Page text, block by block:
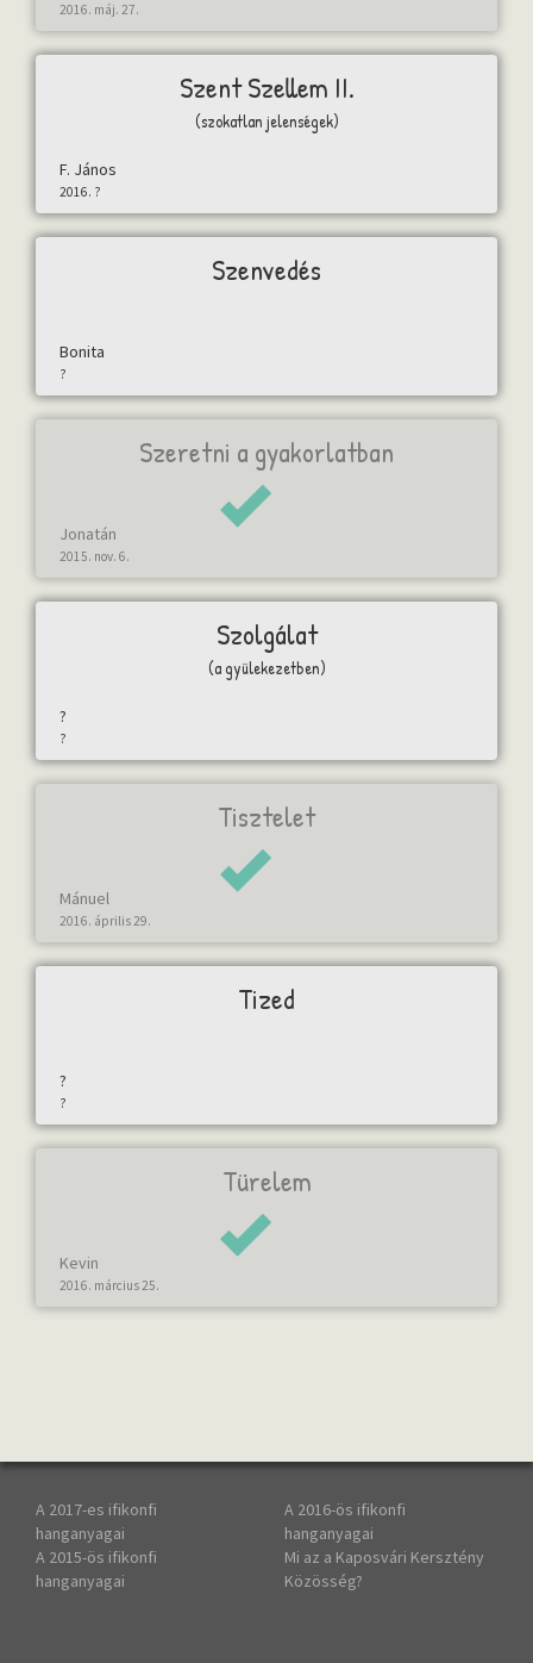
2016. máj. 27.
Szent Szellem II.
(szokatlan jelenségek)
F. János
2016. ?
Szenvedés
Bonita
?
Szeretni a gyakorlatban
Jonatán
2015. nov. 6.
Szolgálat
(a gyülekezetben)
?
?
Tisztelet
Mánuel
2016. április 29.
Tized
?
?
Türelem
Kevin
2016. március 25.
A 2017-es ifikonfi
hanganyagai
A 2016-ös ifikonfi
hanganyagai
A 2015-ös ifikonfi
hanganyagai
Mi az a Kaposvári Kersztény
Közösség?